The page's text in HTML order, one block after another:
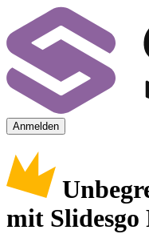
Anmelden
mit Slidesgo